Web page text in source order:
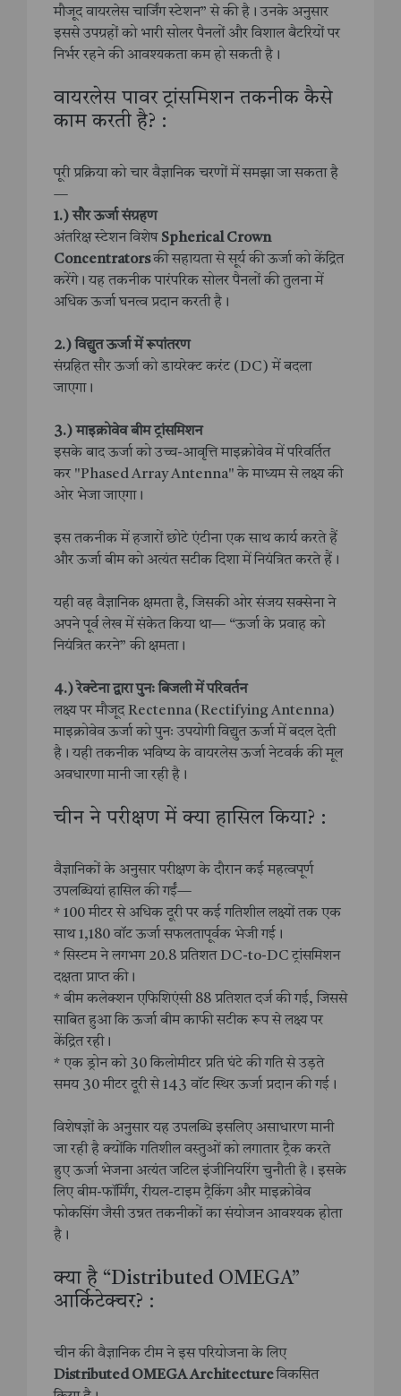
मौजूद वायरलेस चार्जिंग स्टेशन” से की है। उनके अनुसार
इससे उपग्रहों को भारी सोलर पैनलों और विशाल बैटरियों पर
निर्भर रहने की आवश्यकता कम हो सकती है।
वायरलेस पावर ट्रांसमिशन तकनीक कैसे
काम करती है? :
पूरी प्रक्रिया को चार वैज्ञानिक चरणों में समझा जा सकता है
—
1.) सौर ऊर्जा संग्रहण
अंतरिक्ष स्टेशन विशेष Spherical Crown
Concentratorsकी सहायता से सूर्य की ऊर्जा को केंद्रित
करेंगे। यह तकनीक पारंपरिक सोलर पैनलों की तुलना में
अधिक ऊर्जा घनत्व प्रदान करती है।
2.) विद्युत ऊर्जा में रूपांतरण
संग्रहित सौर ऊर्जा को डायरेक्ट करंट (DC) में बदला
जाएगा।
3.) माइक्रोवेव बीम ट्रांसमिशन
इसके बाद ऊर्जा को उच्च-आवृत्ति माइक्रोवेव में परिवर्तित
कर "Phased Array Antenna" के माध्यम से लक्ष्य की
ओर भेजा जाएगा।
इस तकनीक में हजारों छोटे एंटीना एक साथ कार्य करते हैं
और ऊर्जा बीम को अत्यंत सटीक दिशा में नियंत्रित करते हैं।
यही वह वैज्ञानिक क्षमता है, जिसकी ओर संजय सक्सेना ने
अपने पूर्व लेख में संकेत किया था— “ऊर्जा के प्रवाह को
नियंत्रित करने” की क्षमता।
4.) रेक्टेना द्वारा पुनः बिजली में परिवर्तन
लक्ष्य पर मौजूद Rectenna (Rectifying Antenna)
माइक्रोवेव ऊर्जा को पुनः उपयोगी विद्युत ऊर्जा में बदल देती
है। यही तकनीक भविष्य के वायरलेस ऊर्जा नेटवर्क की मूल
अवधारणा मानी जा रही है।
चीन ने परीक्षण में क्या हासिल किया? :
वैज्ञानिकों के अनुसार परीक्षण के दौरान कई महत्वपूर्ण
उपलब्धियां हासिल की गईं—
* 100 मीटर से अधिक दूरी पर कई गतिशील लक्ष्यों तक एक
साथ 1,180 वॉट ऊर्जा सफलतापूर्वक भेजी गई।
* सिस्टम ने लगभग 20.8 प्रतिशत DC-to-DC ट्रांसमिशन
दक्षता प्राप्त की।
* बीम कलेक्शन एफिशिएंसी 88 प्रतिशत दर्ज की गई, जिससे
साबित हुआ कि ऊर्जा बीम काफी सटीक रूप से लक्ष्य पर
केंद्रित रही।
* एक ड्रोन को 30 किलोमीटर प्रति घंटे की गति से उड़ते
समय 30 मीटर दूरी से 143 वॉट स्थिर ऊर्जा प्रदान की गई।
विशेषज्ञों के अनुसार यह उपलब्धि इसलिए असाधारण मानी
जा रही है क्योंकि गतिशील वस्तुओं को लगातार ट्रैक करते
हुए ऊर्जा भेजना अत्यंत जटिल इंजीनियरिंग चुनौती है। इसके
लिए बीम-फॉर्मिंग, रीयल-टाइम ट्रैकिंग और माइक्रोवेव
फोकसिंग जैसी उन्नत तकनीकों का संयोजन आवश्यक होता
है।
क्या है “Distributed OMEGA”
आर्किटेक्चर? :
चीन की वैज्ञानिक टीम ने इस परियोजना के लिए
Distributed OMEGA Architectureविकसित